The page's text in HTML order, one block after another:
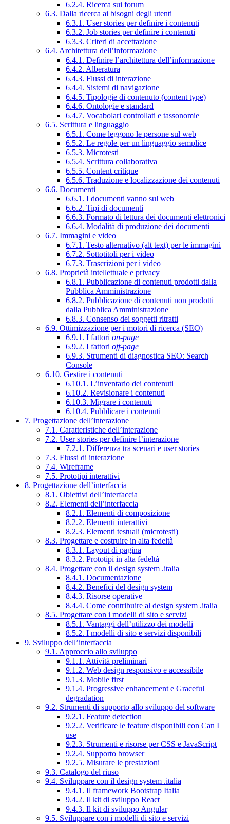
6.2.4. Ricerca sui forum
6.3. Dalla ricerca ai bisogni degli utenti
6.3.1. User stories per definire i contenuti
6.3.2. Job stories per definire i contenuti
6.3.3. Criteri di accettazione
6.4. Architettura dell’informazione
6.4.1. Definire l’architettura dell’informazione
6.4.2. Alberatura
6.4.3. Flussi di interazione
6.4.4. Sistemi di navigazione
6.4.5. Tipologie di contenuto (content type)
6.4.6. Ontologie e standard
6.4.7. Vocabolari controllati e tassonomie
6.5. Scrittura e linguaggio
6.5.1. Come leggono le persone sul web
6.5.2. Le regole per un linguaggio semplice
6.5.3. Microtesti
6.5.4. Scrittura collaborativa
6.5.5. Content critique
6.5.6. Traduzione e localizzazione dei contenuti
6.6. Documenti
6.6.1. I documenti vanno sul web
6.6.2. Tipi di documenti
6.6.3. Formato di lettura dei documenti elettronici
6.6.4. Modalità di produzione dei documenti
6.7. Immagini e video
6.7.1. Testo alternativo (alt text) per le immagini
6.7.2. Sottotitoli per i video
6.7.3. Trascrizioni per i video
6.8. Proprietà intellettuale e privacy
6.8.1. Pubblicazione di contenuti prodotti dalla
Pubblica Amministrazione
6.8.2. Pubblicazione di contenuti non prodotti
dalla Pubblica Amministrazione
6.8.3. Consenso dei soggetti ritratti
6.9. Ottimizzazione per i motori di ricerca (SEO)
6.9.1. I fattori on-page
6.9.2. I fattori off-page
6.9.3. Strumenti di diagnostica SEO: Search
Console
6.10. Gestire i contenuti
6.10.1. L’inventario dei contenuti
6.10.2. Revisionare i contenuti
6.10.3. Migrare i contenuti
6.10.4. Pubblicare i contenuti
7. Progettazione dell’interazione
7.1. Caratteristiche dell’interazione
7.2. User stories per definire l’interazione
7.2.1. Differenza tra scenari e user stories
7.3. Flussi di interazione
7.4. Wireframe
7.5. Prototipi interattivi
8. Progettazione dell’interfaccia
8.1. Obiettivi dell’interfaccia
8.2. Elementi dell’interfaccia
8.2.1. Elementi di composizione
8.2.2. Elementi interattivi
8.2.3. Elementi testuali (microtesti)
8.3. Progettare e costruire in alta fedeltà
8.3.1. Layout di pagina
8.3.2. Prototipi in alta fedeltà
8.4. Progettare con il design system .italia
8.4.1. Documentazione
8.4.2. Benefici del design system
8.4.3. Risorse operative
8.4.4. Come contribuire al design system .italia
8.5. Progettare con i modelli di sito e servizi
8.5.1. Vantaggi dell’utilizzo dei modelli
8.5.2. I modelli di sito e servizi disponibili
9. Sviluppo dell’interfaccia
9.1. Approccio allo sviluppo
9.1.1. Attività preliminari
9.1.2. Web design responsivo e accessibile
9.1.3. Mobile first
9.1.4. Progressive enhancement e Graceful
degradation
9.2. Strumenti di supporto allo sviluppo del software
9.2.1. Feature detection
9.2.2. Verificare le feature disponibili con Can I
use
9.2.3. Strumenti e risorse per CSS e JavaScript
9.2.4. Supporto browser
9.2.5. Misurare le prestazioni
9.3. Catalogo del riuso
9.4. Sviluppare con il design system .italia
9.4.1. Il framework Bootstrap Italia
9.4.2. Il kit di sviluppo React
9.4.3. Il kit di sviluppo Angular
9.5. Sviluppare con i modelli di sito e servizi